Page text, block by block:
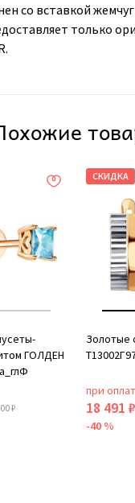
со вставкой
только
ГОЛДЕН
₽
СКИДКА
Золотые
при
18 491 ₽
-40 %